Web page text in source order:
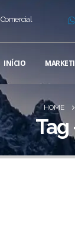
Comercial
INÍCIO
HOME
Tag